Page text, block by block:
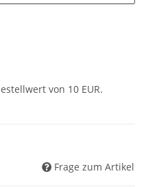
von 10 EUR.
Frage zum Artikel